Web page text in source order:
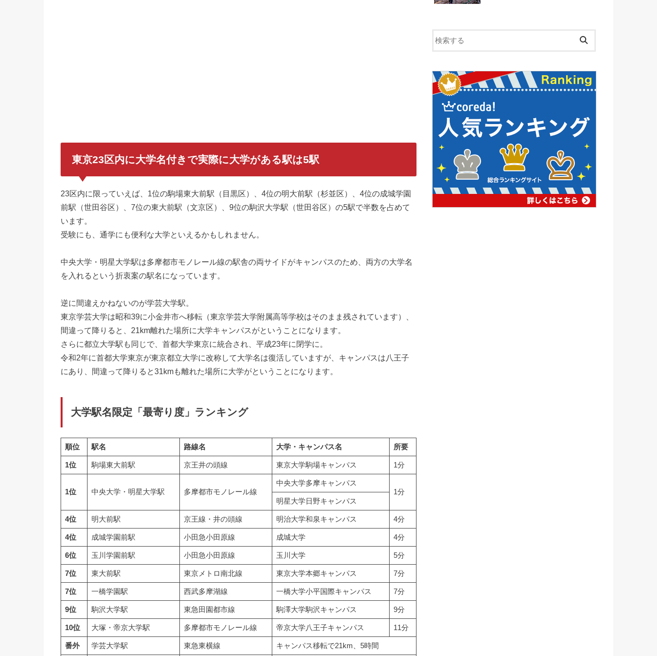
東京23区内に大学名付きで実際に大学がある駅は5駅
23区内に限っていえば、1位の駒場東大前駅（目黒区）、4位の明大前駅（杉並区）、4位の成城学園
前駅（世田谷区）、7位の東大前駅（文京区）、9位の駒沢大学駅（世田谷区）の5駅で半数を占めて
います。
受験にも、通学にも便利な大学といえるかもしれません。
中央大学・明星大学駅は多摩都市モノレール線の駅舎の両サイドがキャンパスのため、両方の大学名
を入れるという折衷案の駅名になっています。
逆に間違えかねないのが学芸大学駅。
東京学芸大学は昭和39に小金井市へ移転（東京学芸大学附属高等学校はそのまま残されています）、
間違って降りると、21km離れた場所に大学キャンパスがということになります。
さらに都立大学駅も同じで、首都大学東京に統合され、平成23年に閉学に。
令和2年に首都大学東京が東京都立大学に改称して大学名は復活していますが、キャンパスは八王子
にあり、間違って降りると31kmも離れた場所に大学がということになります。
大学駅名限定「最寄り度」ランキング
順位 駅名 路線名 大学・キャンパス名 所要
1位 駒場東大前駅 京王井の頭線 東京大学駒場キャンパス 1分
1位 中央大学・明星大学駅 多摩都市モノレール線
中央大学多摩キャンパス
1分
明星大学日野キャンパス
4位 明大前駅 京王線・井の頭線 明治大学和泉キャンパス 4分
4位 成城学園前駅 小田急小田原線 成城大学 4分
6位 玉川学園前駅 小田急小田原線 玉川大学 5分
7位 東大前駅 東京メトロ南北線 東京大学本郷キャンパス 7分
7位 一橋学園駅 西武多摩湖線 一橋大学小平国際キャンパス 7分
9位 駒沢大学駅 東急田園都市線 駒澤大学駒沢キャンパス 9分
10位 大塚・帝京大学駅 多摩都市モノレール線 帝京大学八王子キャンパス 11分
番外 学芸大学駅 東急東横線 キャンパス移転で21km、5時間